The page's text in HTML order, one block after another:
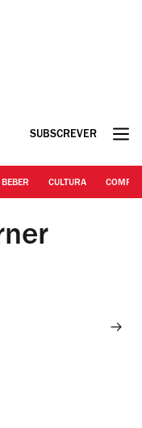
SUBSCREVER
CULTURA